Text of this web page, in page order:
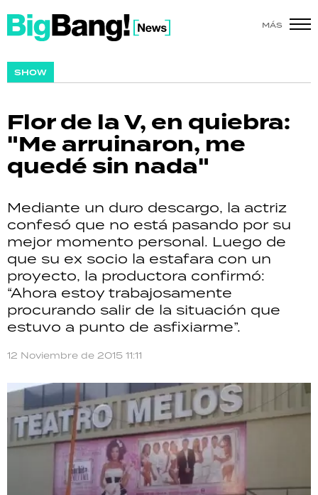
MÁS
SHOW
Flor de la V, en quiebra:
"Me arruinaron, me
quedé sin nada"
Mediante un duro descargo, la actriz
confesó que no está pasando por su
mejor momento personal. Luego de
que su ex socio la estafara con un
proyecto, la productora confirmó:
“Ahora estoy trabajosamente
procurando salir de la situación que
estuvo a punto de asfixiarme”.
12 Noviembre de 2015 11:11
SHOW
ACTUALIDAD
POLICIALES
ECONOMÍA
GRAN HERMANO
SALUD
DEPORTES
TECNOLOGÍA
RECETAS
PALABRAS
HORÓSCOPO